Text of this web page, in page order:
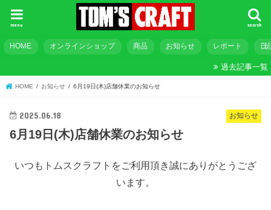
search
menu
HOME オンラインショップ 商品 お知らせ レポート 日
過去記事一覧
HOME お知らせ 6月19日(木)店舗休業のお知らせ
お知らせ
2025.06.18
6月19日(木)店舗休業のお知らせ
いつもトムスクラフトをご利用頂き誠にありがとうござ
います。